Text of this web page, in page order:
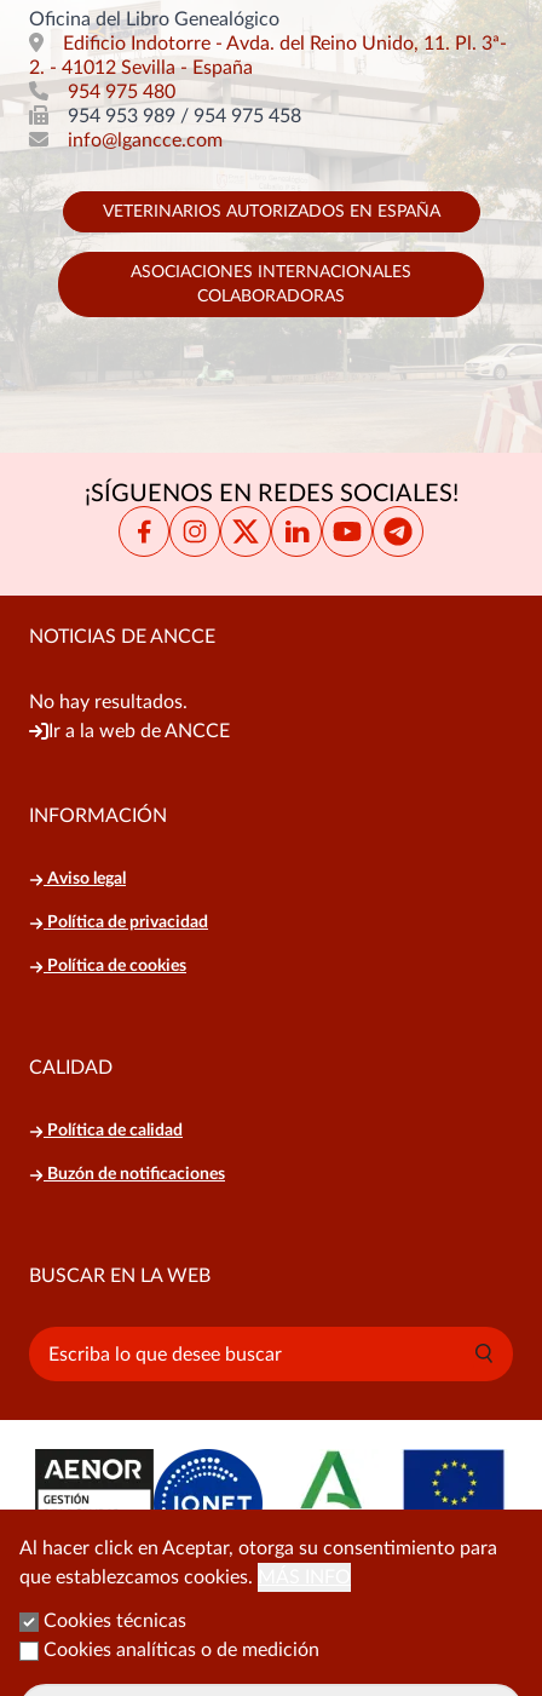
Oficina del Libro Genealógico
Edificio Indotorre - Avda. del Reino Unido, 11. Pl. 3ª-
2. - 41012 Sevilla - España
954 975 480
954 953 989 / 954 975 458
info@lgancce.com
VETERINARIOS AUTORIZADOS EN ESPAÑA
ASOCIACIONES INTERNACIONALES
COLABORADORAS
¡SÍGUENOS EN REDES SOCIALES!
NOTICIAS DE ANCCE
No hay resultados.
Ir a la web de ANCCE
INFORMACIÓN
Aviso legal
Política de privacidad
Política de cookies
CALIDAD
Política de calidad
Buzón de notificaciones
BUSCAR EN LA WEB
Buscar
Al hacer click en Aceptar, otorga su consentimiento para
que establezcamos cookies.
Cookies técnicas
Cookies analíticas o de medición